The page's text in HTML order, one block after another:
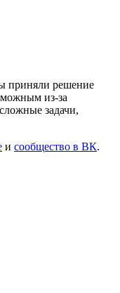
приняли решение
из-за
задачи,
и сообщество в ВК.